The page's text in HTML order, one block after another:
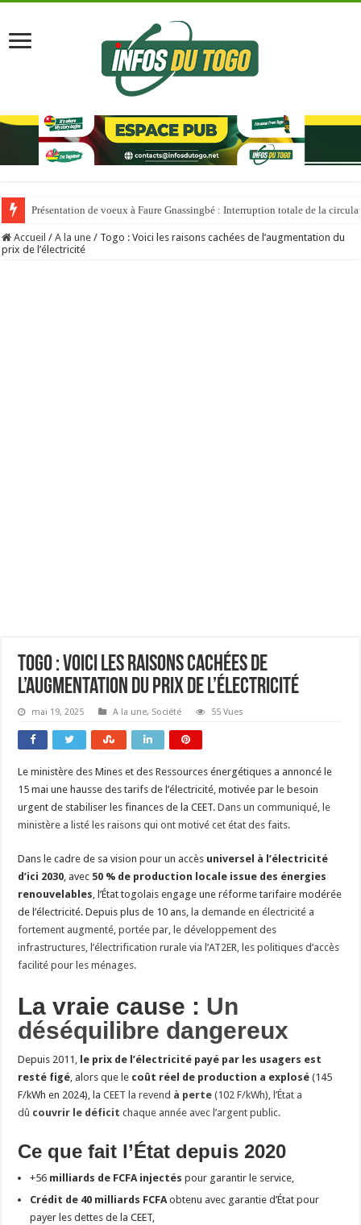
Présentation de voeux à Faure Gnassingbé : Interruption totale de la
Accueil / A la une / Togo : Voici les raisons cachées de l’augmentation du
prix de l’électricité
Togo : Voici les raisons cachées de
l’augmentation du prix de l’électricité
mai 19, 2025 A la une, Société 55 Vues
Le ministère des Mines et des Ressources énergétiques a annoncé le
15 mai une hausse des tarifs de l’électricité, motivée par le besoin
urgent de stabiliser les finances de la CEET.Dans un communiqué, le
ministère a listé les raisons qui ont motivé cet état des faits.
Dans le cadre de sa vision pour un accès universel à l’électricité
d’ici 2030, avec 50 % de production locale issue des énergies
renouvelables, l’État togolais engage une réforme tarifaire modérée
de l’électricité. Depuis plus de 10 ans, la demande en électricité a
fortement augmenté, portée par, le développement des
infrastructures, l’électrification rurale via l’AT2ER, les politiques d’accès
facilité pour les ménages.
La vraie cause : Un
déséquilibre dangereux
Depuis 2011, le prix de l’électricité payé par les usagers est
resté figé, alors que le coût réel de production a explosé (145
F/kWh en 2024), laCEET la revend à perte (102 F/kWh), l’État a
dû couvrir le déficit chaque année avec l’argent public.
Ce que fait l’État depuis 2020
+56 milliards de FCFA injectés pour garantir le service,
Crédit de 40 milliards FCFAobtenu avec garantie d’État pour
payer les dettes de la CEET,